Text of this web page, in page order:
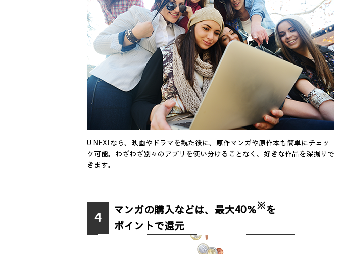
U-NEXTなら、映画やドラマを観た後に、原作マンガや原作本も簡単にチェッ
ク可能。わざわざ別々のアプリを使い分けることなく、好きな作品を深掘りで
きます。
4
マンガの購入などは、最大40％※を
ポイントで還元